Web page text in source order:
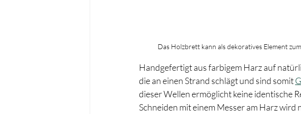
Das Holzbrett kann als dekoratives Element
Handgefertigt aus farbigem Harz auf
die an einen Strand schlägt und sind somit
dieser Wellen ermöglicht keine identische
Schneiden mit einem Messer am Harz